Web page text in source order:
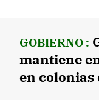
GOBIERNO :
mantiene
en colonias